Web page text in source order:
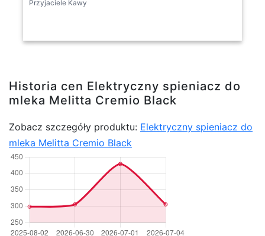
Przyjaciele Kawy
Historia cen Elektryczny spieniacz do
mleka Melitta Cremio Black
Zobacz szczegóły produktu: Elektryczny spieniacz do
mleka Melitta Cremio Black